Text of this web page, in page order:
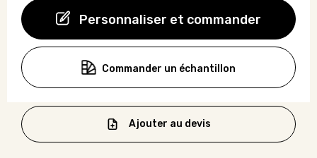
Personnaliser et commander
Commander un échantillon
Ajouter au devis